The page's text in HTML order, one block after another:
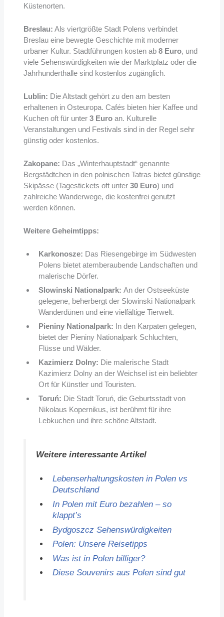
Küstenorten.
Breslau: Als viertgrößte Stadt Polens verbindet
Breslau eine bewegte Geschichte mit moderner
urbaner Kultur. Stadtführungen kosten ab 8 Euro, und
viele Sehenswürdigkeiten wie der Marktplatz oder die
Jahrhunderthalle sind kostenlos zugänglich.
Lublin: Die Altstadt gehört zu den am besten
erhaltenen in Osteuropa. Cafés bieten hier Kaffee und
Kuchen oft für unter 3 Euroan. Kulturelle
Veranstaltungen und Festivals sind in der Regel sehr
günstig oder kostenlos.
Zakopane: Das „Winterhauptstadt“ genannte
Bergstädtchen in den polnischen Tatras bietet günstige
Skipässe (Tagestickets oft unter 30 Euro) und
zahlreiche Wanderwege, die kostenfrei genutzt
werden können.
Weitere Geheimtipps:
Karkonosze: Das Riesengebirge im Südwesten
Polens bietet atemberaubende Landschaften und
malerische Dörfer.
Slowinski Nationalpark: An der Ostseeküste
gelegene, beherbergt der Slowinski Nationalpark
Wanderdünen und eine vielfältige Tierwelt.
Pieniny Nationalpark: In den Karpaten gelegen,
bietet der Pieniny Nationalpark Schluchten,
Flüsse und Wälder.
Kazimierz Dolny: Die malerische Stadt
Kazimierz Dolny an der Weichsel ist ein beliebter
Ort für Künstler und Touristen.
Toruń: Die Stadt Toruń, die Geburtsstadt von
Nikolaus Kopernikus, ist berühmt für ihre
Lebkuchen und ihre schöne Altstadt.
Weitere interessante Artikel
Lebenserhaltungskosten in Polen vs
Deutschland
In Polen mit Euro bezahlen – so
klappt’s
Bydgoszcz Sehenswürdigkeiten
Polen: Unsere Reisetipps
Was ist in Polen billiger?
Diese Souvenirs aus Polen sind gut